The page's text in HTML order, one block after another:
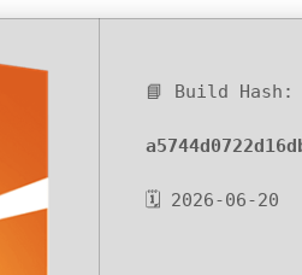
📘 Build Hash:
🗓 2026-06-20